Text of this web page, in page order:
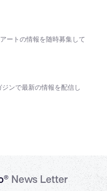
ートの情報を随時募集して
ジンで最新の情報を配信し
News Letter